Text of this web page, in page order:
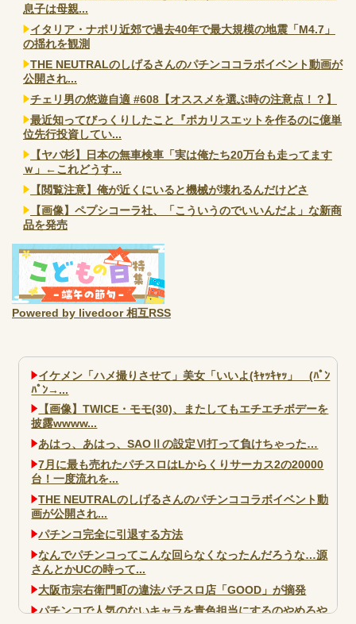
息子は母親...
イタリア・ナポリ近郊で過去40年で最大規模の地震「M4.7」
の揺れを観測
THE NEUTRALのしげるさんのパチンココラボイベント動画が
公開され...
チェリ男の悠遊自適 #608【オススメを選ぶ時の注意点！？】
最近知ってびっくりしたこと『ポカリスエットを作るのに億単
位先行投資してい...
【ヤバ杉】日本の無車検車「実は俺たち20万台も走ってます
ｗ」←これどうす...
【閲覧注意】俺が近くにいると機械が壊れるんだけどさ
【画像】ペプシコーラ社、「こういうのでいいんだよ」な新商
品を発売
Powered by livedoor 相互RSS
イケメン「ハメ撮りさせて」美女「いいよ(ｷｬｯｷｬｯ」 (ﾊﾟﾝ
ﾊﾟﾝ→...
【画像】TWICE・モモ(30)、またしてもエチエチボデーを
披露wwww...
あはっ、あはっ、SAOⅡの設定Ⅵ打って負けちゃった…
7月に最も売れたパチスロはLからくりサーカス2の20000
台！一度流れを...
THE NEUTRALのしげるさんのパチンココラボイベント動
画が公開され...
パチンコ完全に引退する方法
なんでパチンコってこんな回らなくなったんだろうな…源
さんとかUCの時って...
大阪市宗右衛門町の違法パチスロ店「GOOD」が摘発
パチンコで人気のないキャラを青色担当にするのやめろや